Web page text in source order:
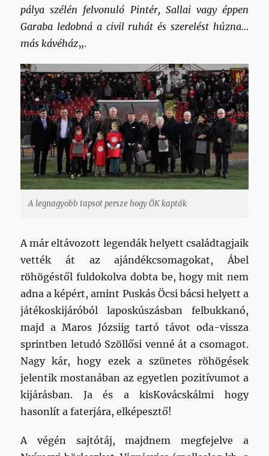
pálya szélén felvonuló Pintér, Sallai vagy éppen
Garaba ledobná a civil ruhát és szerelést húzna…
más kávéház„.
A legnagyobb tapsot persze hogy ŐK kapták
A már eltávozott legendák helyett családtagjaik
vették át az ajándékcsomagokat, Ábel
röhögéstől fuldokolva dobta be, hogy mit nem
adna a képért, amint Puskás Öcsi bácsi helyett a
játékoskijáróból laposkúszásban felbukkanó,
majd a Maros Józsiig tartó távot oda-vissza
sprintben letudó Szöllősi venné át a csomagot.
Nagy kár, hogy ezek a szünetes röhögések
jelentik mostanában az egyetlen pozitívumot a
kijárásban. Ja és a kisKovácskálmi hogy
hasonlít a faterjára, elképesztő!
A végén sajtótáj, majdnem megfejelve a